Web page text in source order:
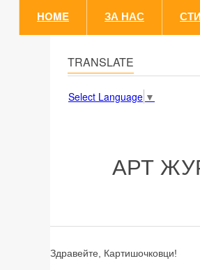
HOME ЗА НАС
TRANSLATE
Select Language ▼
АРТ
Здравейте, Картишочковци!